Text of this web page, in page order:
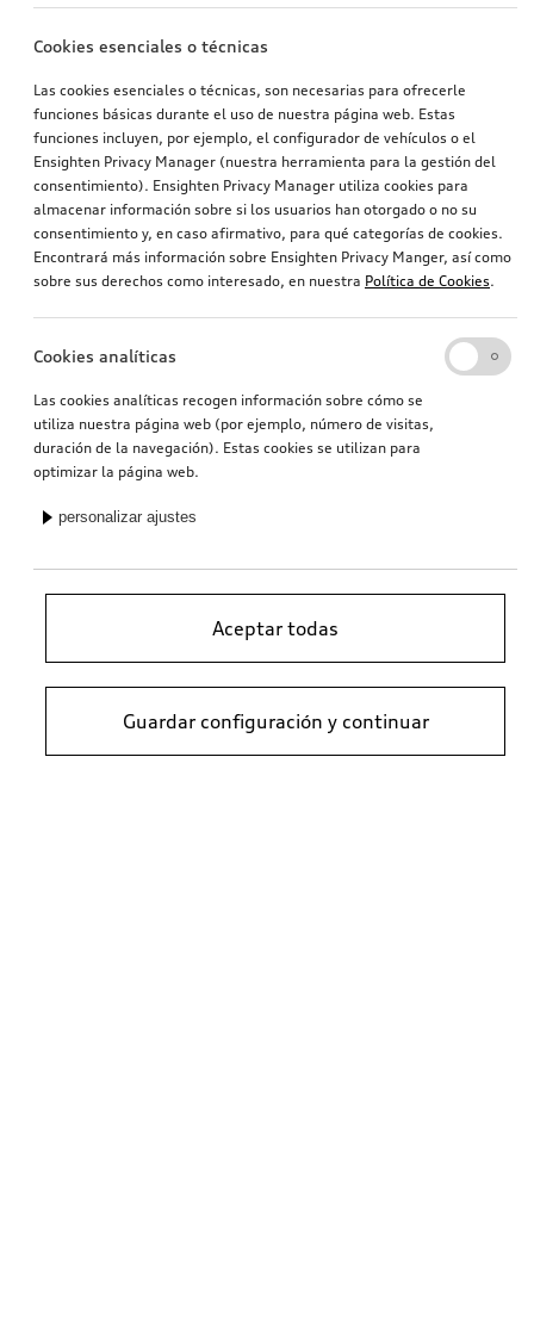
Cookies esenciales o técnicas
Las cookies esenciales o técnicas, son necesarias para ofrecerle
funciones básicas durante el uso de nuestra página web. Estas
funciones incluyen, por ejemplo, el configurador de vehículos o el
Ensighten Privacy Manager (nuestra herramienta para la gestión del
consentimiento). Ensighten Privacy Manager utiliza cookies para
almacenar información sobre si los usuarios han otorgado o no su
consentimiento y, en caso afirmativo, para qué categorías de cookies.
Encontrará más información sobre Ensighten Privacy Manger, así como
sobre sus derechos como interesado, en nuestra Política de Cookies.
Cookies analíticas
Las cookies analíticas recogen información sobre cómo se
utiliza nuestra página web (por ejemplo, número de visitas,
duración de la navegación). Estas cookies se utilizan para
optimizar la página web.
personalizar ajustes
Aceptar todas
Guardar configuración y continuar